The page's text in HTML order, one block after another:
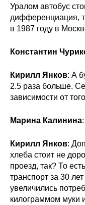
Уралом автобус
дифференциация,
в 1987 году в
Константин
Кирилл Янков: А
2.5 раза больше.
зависимости от
Марина Калинина
Кирилл Янков:
хлеба стоит не
проезд, так? То
транспорт за 30
увеличились
килограммом муки